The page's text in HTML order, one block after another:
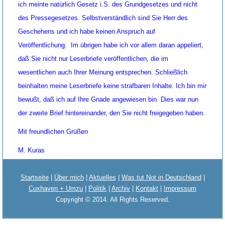
ich meinte natürlich Gesetz i.S. des Grundgesetzes und nicht
des Pressegesetzes. Selbstverständlich sind Sie Herr des
Geschehens und ich habe keinen Anspruch auf
Veröffentlichung. Im übrigen habe ich vor allem daran appeliert,
daß Sie nicht nur Leserbriefe veröffentlichen, die im
wesentlichen auch Ihrer Meinung entsprechen. Schließlich
beinhalten meine Leserbriefe keine strafbaren Inhalte. Ich bin mir
bewußt, daß ich auf Ihre Gnade angewiesen bin. Dies war nun
der zweite Brief hintereinander, den Sie nicht freigegeben haben.
Mit freundlichen Grüßen
M. Kuras
Startseite| Über mich| Aktuelles Was tut Not in Deutschland
Cuxhaven + Umzu
Politik Archiv Kontakt
Impressum
Copyright © 2014. All Rights Reserved.